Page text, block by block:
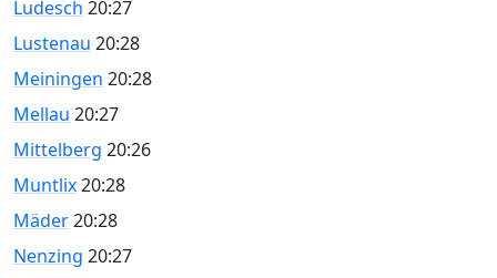
Ludesch 20:27
Lustenau 20:28
Meiningen 20:28
Mellau 20:27
Mittelberg 20:26
Muntlix20:28
Mäder20:28
Nenzing 20:27